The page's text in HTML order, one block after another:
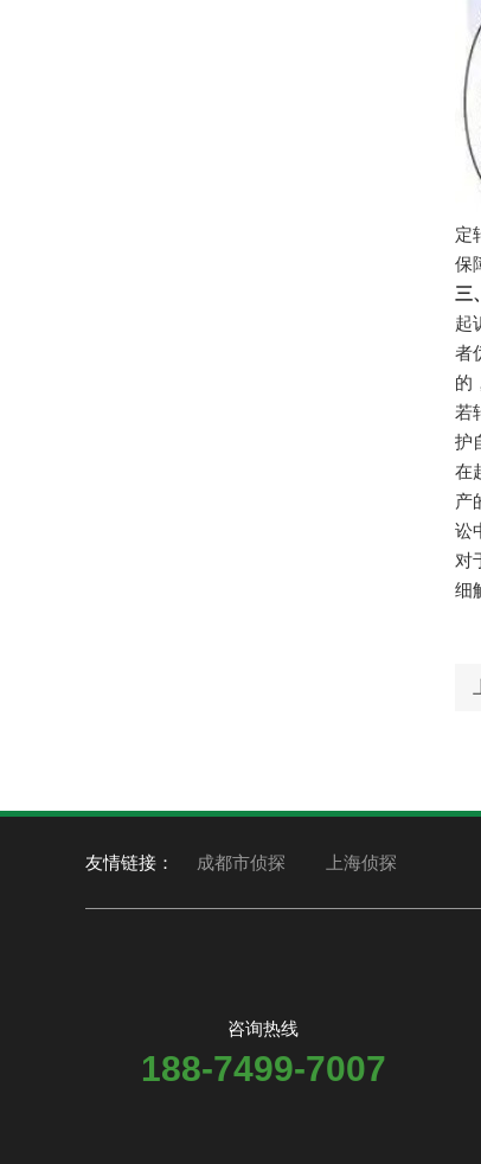
定
保
三
起
者
的
若
护
在
产
讼
对
细
友情链接： 成都市侦探 上海侦探
咨询热线
188-7499-7007